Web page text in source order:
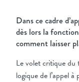
Dans ce cadre
dès lors la
comment laisser
Le volet critique du
logique de l’appel